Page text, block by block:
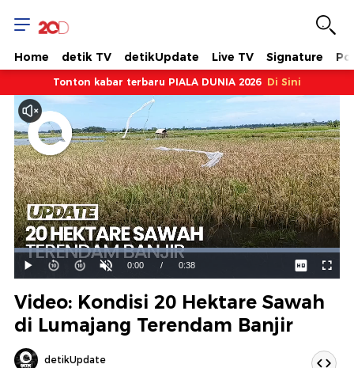
Home detik TV detikUpdate Live TV Signature
Tonton kabar terbaru PIALA DUNIA 2026 Di Sini
Mainkan
Suara
Hidup
Waktu
0:00 / Durasi
0:38
Dimuat:
100.00%
Video: Kondisi 20 Hektare Sawah
di Lumajang Terendam Banjir
detikUpdate